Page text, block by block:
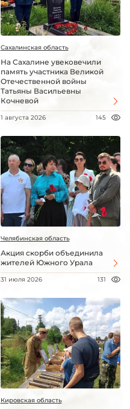
Сахалинская область
На Сахалине увековечили
память участника Великой
Отечественной войны
Татьяны Васильевны
Кочневой
1 августа 2026 145
Челябинская область
Акция скорби объединила
жителей Южного Урала
31 июля 2026 131
Кировская область